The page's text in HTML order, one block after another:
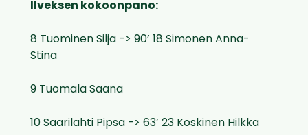
Ilveksen kokoonpano:
8 Tuominen Silja -> 90’ 18 Simonen Anna-
Stina
9 Tuomala Saana
10 Saarilahti Pipsa -> 63’ 23 Koskinen Hilkka